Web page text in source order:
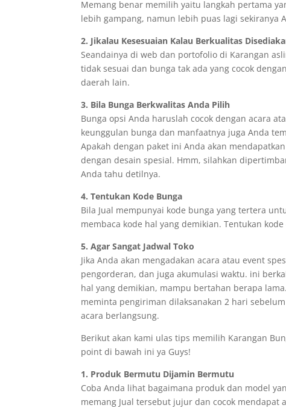
Memang benar memilih yaitu langkah pertama
lebih gampang, namun lebih puas lagi sekiranya
2. Jikalau Kesesuaian Kalau Berkualitas
Seandainya di web dan portofolio di Karangan
tidak sesuai dan bunga tak ada yang cocok
daerah lain.
3. Bila Bunga Berkwalitas Anda Pilih
Bunga opsi Anda haruslah cocok dengan acara
keunggulan bunga dan manfaatnya juga Anda
Apakah dengan paket ini Anda akan
dengan desain spesial. Hmm, silahkan
Anda tahu detilnya.
4. Tentukan Kode Bunga
Bila Jual mempunyai kode bunga yang tertera
membaca kode hal yang demikian. Tentukan
5. Agar Sangat Jadwal Toko
Jika Anda akan mengadakan acara atau event
pengorderan, dan juga akumulasi waktu. ini
hal yang demikian, mampu bertahan berapa
meminta pengiriman dilaksanakan 2 hari
acara berlangsung.
Berikut akan kami ulas tips memilih Karangan
point di bawah ini ya Guys!
1. Produk Bermutu Dijamin Bermutu
Coba Anda lihat bagaimana produk dan model
memang Jual tersebut jujur dan cocok